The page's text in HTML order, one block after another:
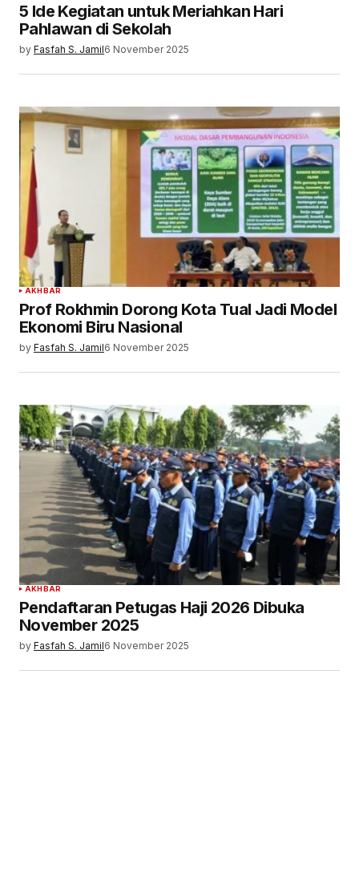
5 Ide Kegiatan untuk Meriahkan Hari
Pahlawan di Sekolah
by Fasfah S. Jamil6 November 2025
AKHBAR
Prof Rokhmin Dorong Kota Tual Jadi Model
Ekonomi Biru Nasional
by Fasfah S. Jamil6 November 2025
AKHBAR
Pendaftaran Petugas Haji 2026 Dibuka
November 2025
by Fasfah S. Jamil6 November 2025